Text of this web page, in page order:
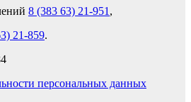
8 (383 63) 21-951 ,
21-859.
персональных данных